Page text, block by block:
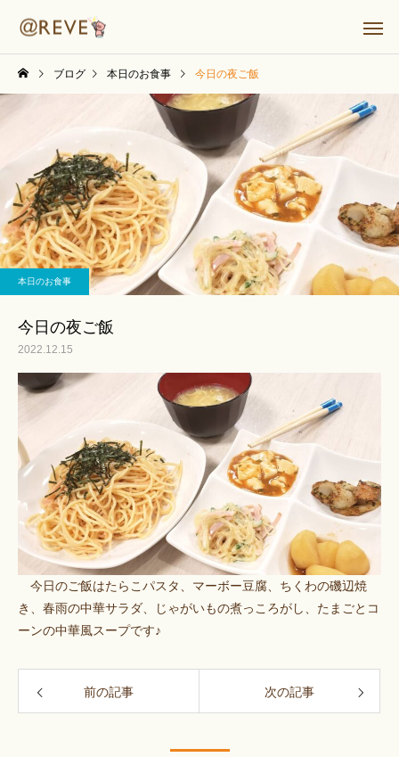
ブログ 本日のお食事 今日の夜ご飯
本日のお食事
今日の夜ご飯
2022.12.15
今日のご飯はたらこパスタ、マーボー豆腐、ちくわの磯辺焼
き、春雨の中華サラダ、じゃがいもの煮っころがし、たまごとコ
ーンの中華風スープです♪
前の記事 次の記事